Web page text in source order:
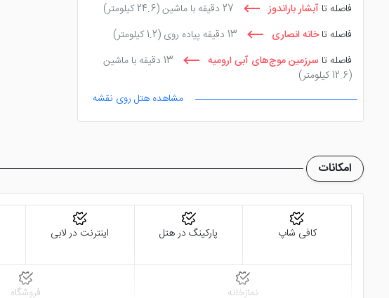
فاصله تا آبشار باراندوز 27 دقیقه با ماشین
(24.6 کیلومتر)
فاصله تاخانه انصاری 13 دقیقه پیاده روی
(1.2 کیلومتر)
فاصله تا سرزمین موج‌های آبی ارومیه
13 دقیقه با ماشین
(12.6 کیلومتر)
فاصله تامسجد جامع 13 دقیقه پیاده روی (1.4 کیلومتر)
مشاهده هتل روی نقشه
امکانات
کافی شاپ پارکینگ در هتل اینترنت در لابی
نمازخانه فروشگاه